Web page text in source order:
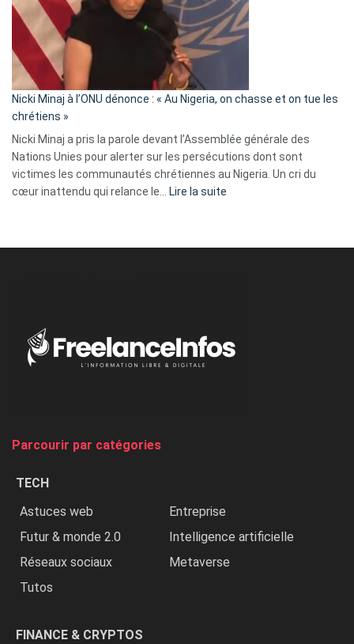
« Zemmour
a
tout
parle
ses
tripes »
Nicki Minaj à l’ONU dénonce : « Au Nigeria, on chasse et on tue les
chrétiens »
Nicki Minaj a pris la parole devant l’Assemblée générale des
Nations Unies pour alerter sur les persécutions dont sont
victimes les communautés chrétiennes au Nigeria. Un cri du
cœur inattendu qui relance le…
Lire la suite
Nigeria,
Parcourir par catégories
TECH
Astuces web
Entreprise
Futur & monde 2.0
Intelligence artificielle
Réseaux sociaux
Metaverse
Tutos
FINANCE & CRYPTOS